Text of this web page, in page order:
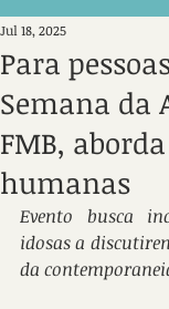
Para
Semana da
FMB,
humanas
Jul 18, 2025
Evento busca
idosas a
da